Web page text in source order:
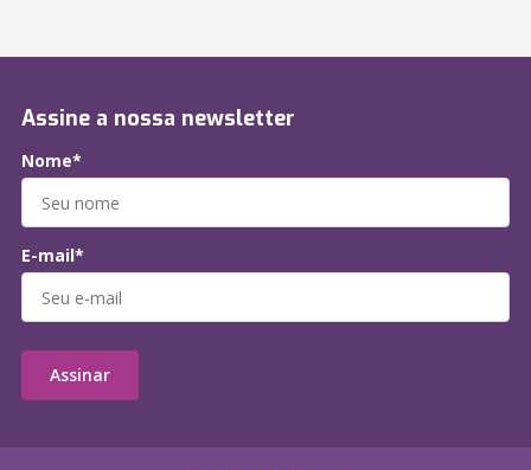
Assine a nossa newsletter
Nome*
E-mail*
Assinar